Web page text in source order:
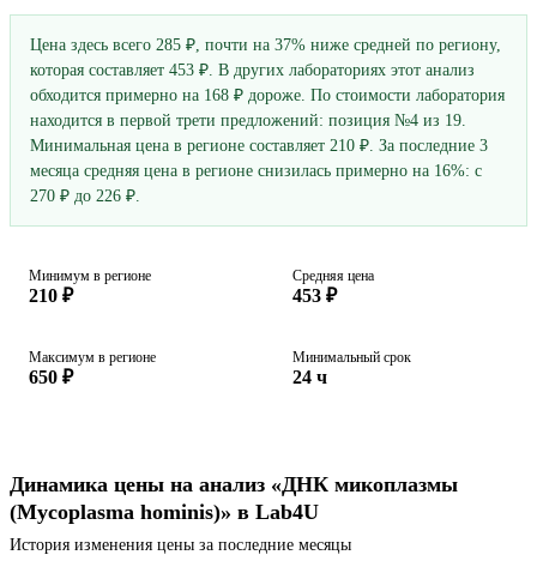
Цена здесь всего 285 ₽, почти на 37% ниже средней по региону,
которая составляет 453 ₽. В других лабораториях этот анализ
обходится примерно на 168 ₽ дороже. По стоимости лаборатория
находится в первой трети предложений: позиция №4 из 19.
Минимальная цена в регионе составляет 210 ₽. За последние 3
месяца средняя цена в регионе снизилась примерно на 16%: с
270 ₽ до 226 ₽.
Минимум в регионе
210 ₽
Средняя цена
453 ₽
Максимум в регионе
650 ₽
Минимальный срок
24 ч
Динамика цены на анализ «ДНК микоплазмы
(Mycoplasma hominis)» в Lab4U
История изменения цены за последние месяцы